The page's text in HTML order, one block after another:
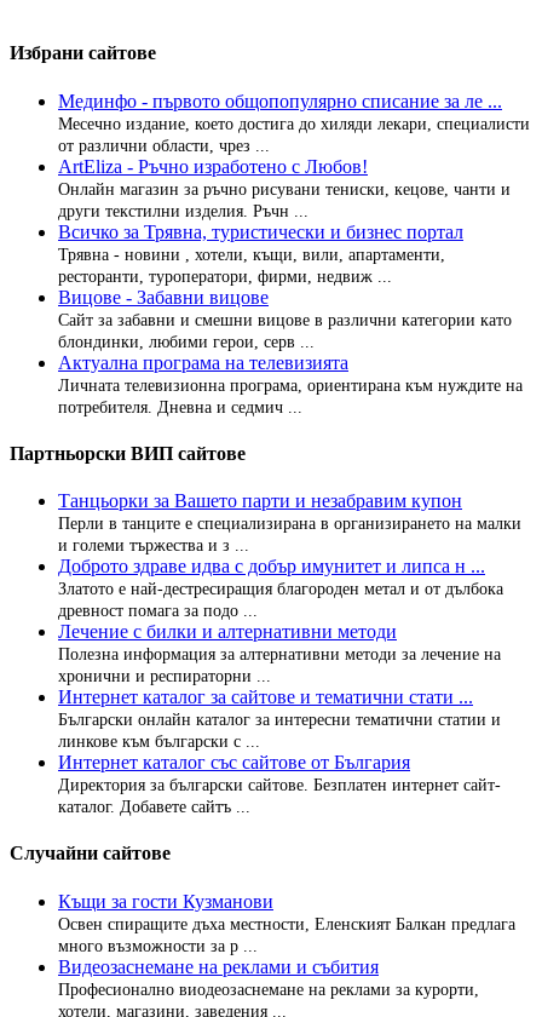
Избрани сайтове
Мединфо - първото общопопулярно списание за ле ...
Месечно издание, което достига до хиляди лекари, специалисти
от различни области, чрез ...
ArtEliza - Ръчно изработено с Любов!
Онлайн магазин за ръчно рисувани тениски, кецове, чанти и
други текстилни изделия. Ръчн ...
Всичко за Трявна, туристически и бизнес портал
Трявна - новини , хотели, къщи, вили, апартаменти,
ресторанти, туроператори, фирми, недвиж ...
Вицове - Забавни вицове
Сайт за забавни и смешни вицове в различни категории като
блондинки, любими герои, серв ...
Актуална програма на телевизията
Личната телевизионна програма, ориентирана към нуждите на
потребителя. Дневна и седмич ...
Партньорски ВИП сайтове
Танцьорки за Вашето парти и незабравим купон
Перли в танците е специализирана в организирането на малки
и големи тържества и з ...
Доброто здраве идва с добър имунитет и липса н ...
Златото е най-дестресиращия благороден метал и от дълбока
древност помага за подо ...
Лечение с билки и алтернативни методи
Полезна информация за алтернативни методи за лечение на
хронични и респираторни ...
Интернет каталог за сайтове и тематични стати ...
Български онлайн каталог за интересни тематични статии и
линкове към български с ...
Интернет каталог със сайтове от България
Директория за български сайтове. Безплатен интернет сайт-
каталог. Добавете сайтъ ...
Случайни сайтове
Къщи за гости Кузманови
Освен спиращите дъха местности, Еленският Балкан предлага
много възможности за р ...
Видеозаснемане на реклами и събития
Професионално виодеозаснемане на реклами за курорти,
хотели, магазини, заведения ...